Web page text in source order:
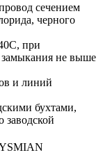
сечением
черного
при
замыкания не выше
и линий
бухтами,
заводской